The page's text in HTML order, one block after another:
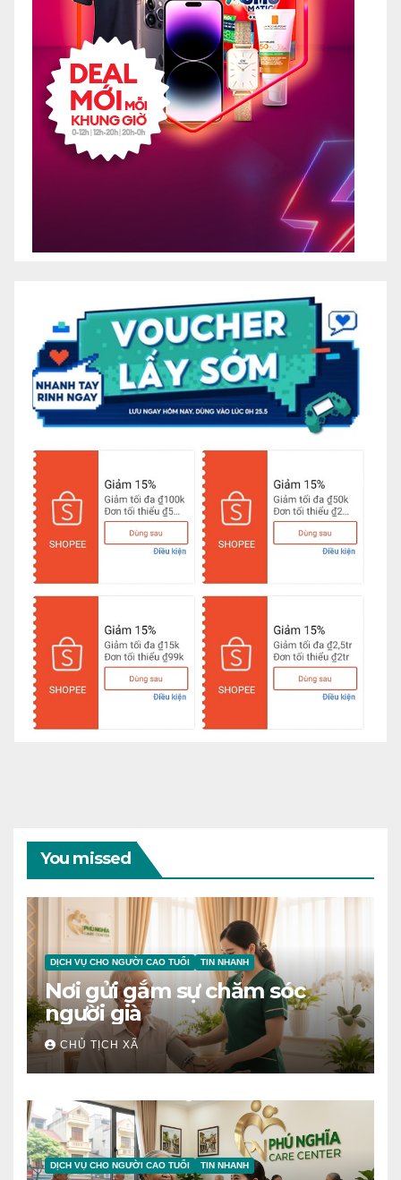
You missed
DỊCH VỤ CHO NGƯỜI CAO TUỔI TIN NHANH
Nơi gửi gắm sự chăm sóc
người già
CHỦ TỊCH XÃ
DỊCH VỤ CHO NGƯỜI CAO TUỔI TIN NHANH